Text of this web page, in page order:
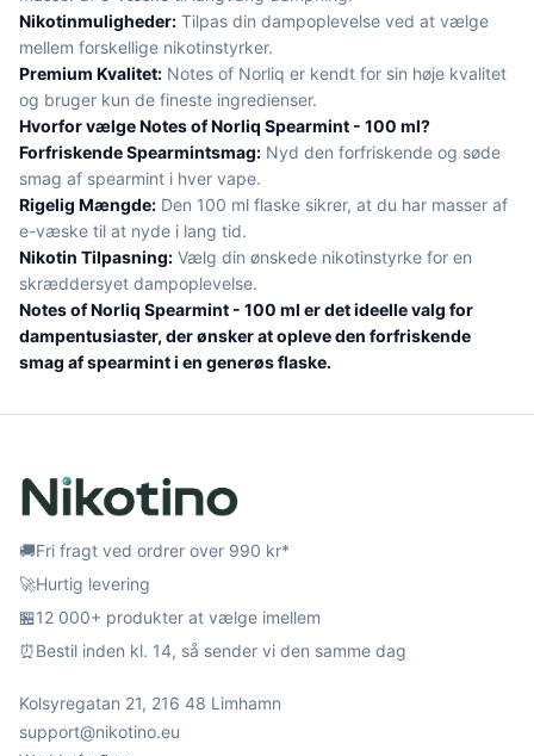
Nikotinmuligheder: Tilpas din dampoplevelse ved at vælge
mellem forskellige nikotinstyrker.
Premium Kvalitet: Notes of Norliq er kendt for sin høje kvalitet
og bruger kun de fineste ingredienser.
Hvorfor vælge Notes of Norliq Spearmint - 100 ml?
Forfriskende Spearmintsmag: Nyd den forfriskende og søde
smag af spearmint i hver vape.
Rigelig Mængde: Den 100 ml flaske sikrer, at du har masser af
e-væske til at nyde i lang tid.
Nikotin Tilpasning: Vælg din ønskede nikotinstyrke for en
skræddersyet dampoplevelse.
Notes of Norliq Spearmint - 100 ml er det ideelle valg for
dampentusiaster, der ønsker at opleve den forfriskende
smag af spearmint i en generøs flaske.
🚚Fri fragt ved ordrer over 990 kr*
🚀Hurtig levering
🏪12 000+ produkter at vælge imellem
⏰Bestil inden kl. 14, så sender vi den samme dag
Kolsyregatan 21, 216 48 Limhamn
support@nikotino.eu